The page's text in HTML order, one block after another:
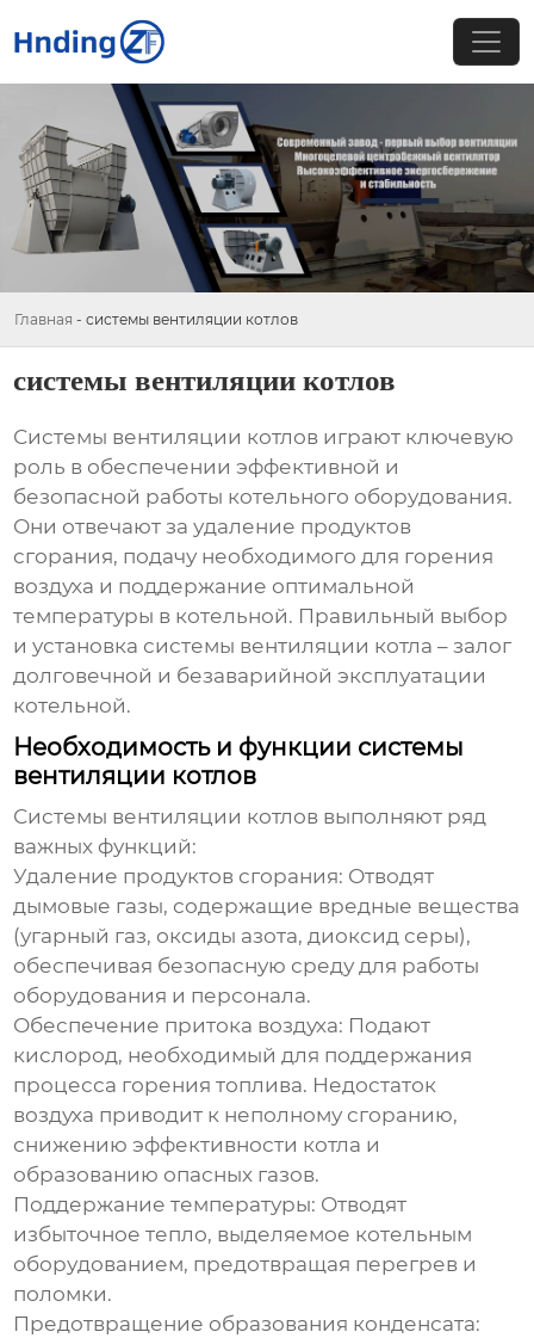
Главная - системы вентиляции котлов
системы вентиляции котлов
Системы вентиляции котлов играют ключевую
роль в обеспечении эффективной и
безопасной работы котельного оборудования.
Они отвечают за удаление продуктов
сгорания, подачу необходимого для горения
воздуха и поддержание оптимальной
температуры в котельной. Правильный выбор
и установка системы вентиляции котла – залог
долговечной и безаварийной эксплуатации
котельной.
Необходимость и функции системы
вентиляции котлов
Системы вентиляции котлов выполняют ряд
важных функций:
Удаление продуктов сгорания: Отводят
дымовые газы, содержащие вредные вещества
(угарный газ, оксиды азота, диоксид серы),
обеспечивая безопасную среду для работы
оборудования и персонала.
Обеспечение притока воздуха: Подают
кислород, необходимый для поддержания
процесса горения топлива. Недостаток
воздуха приводит к неполному сгоранию,
снижению эффективности котла и
образованию опасных газов.
Поддержание температуры: Отводят
избыточное тепло, выделяемое котельным
оборудованием, предотвращая перегрев и
поломки.
Предотвращение образования конденсата: